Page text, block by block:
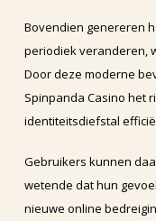
Bovendien genereren
periodiek veranderen,
Door deze moderne
Spinpanda Casino het
identiteitsdiefstal
Gebruikers kunnen
wetende dat hun
nieuwe online